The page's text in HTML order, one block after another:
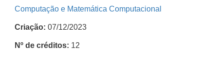
Computação e Matemática Computacional
Criação: 07/12/2023
Nº de créditos: 12